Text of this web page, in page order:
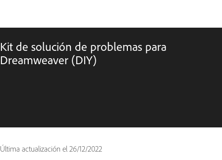
Kit de solución de problemas para
Dreamweaver (DIY)
Última actualización el 26/12/2022